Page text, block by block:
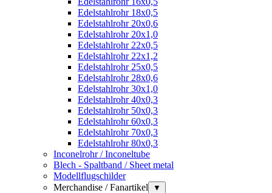
Edelstahlrohr 18x0,5
Edelstahlrohr 20x0,6
Edelstahlrohr 20x1,0
Edelstahlrohr 22x0,5
Edelstahlrohr 22x1,2
Edelstahlrohr 25x0,5
Edelstahlrohr 28x0,6
Edelstahlrohr 30x1,0
Edelstahlrohr 40x0,3
Edelstahlrohr 50x0,3
Edelstahlrohr 60x0,3
Edelstahlrohr 70x0,3
Edelstahlrohr 80x0,3
Inconelrohr / Inconeltube
Blech - Spaltband / Sheet metal
Modellflugschilder
Merchandise / Fanartikel
▼